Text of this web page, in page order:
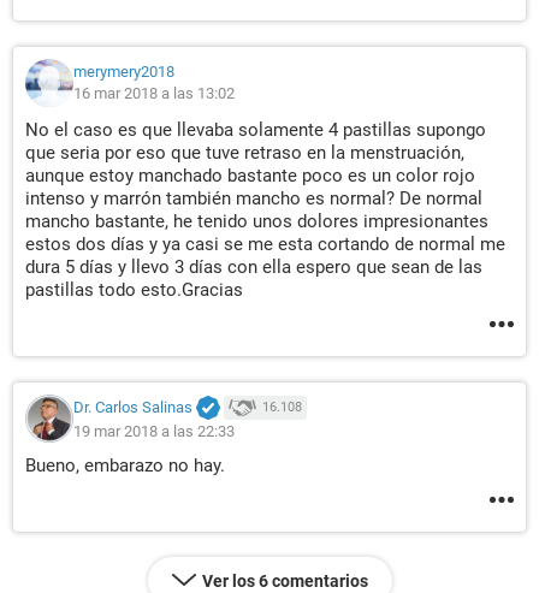
merymery2018
16 mar 2018 a las 13:02
No el caso es que llevaba solamente 4 pastillas supongo
que seria por eso que tuve retraso en la menstruación,
aunque estoy manchado bastante poco es un color rojo
intenso y marrón también mancho es normal? De normal
mancho bastante, he tenido unos dolores impresionantes
estos dos días y ya casi se me esta cortando de normal me
dura 5 días y llevo 3 días con ella espero que sean de las
pastillas todo esto.Gracias
Dr. Carlos Salinas 16.108
19 mar 2018 a las 22:33
Bueno, embarazo no hay.
Ver los 6 comentarios